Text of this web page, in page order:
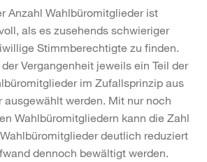
Anzahl Wahlbüromitglieder ist
als es zusehends schwieriger
Stimmberechtigte zu finden.
Vergangenheit jeweils ein Teil der
im Zufallsprinzip aus
ausgewählt werden. Mit nur noch
Wahlbüromitgliedern kann die Zahl
deutlich reduziert
dennoch bewältigt werden.